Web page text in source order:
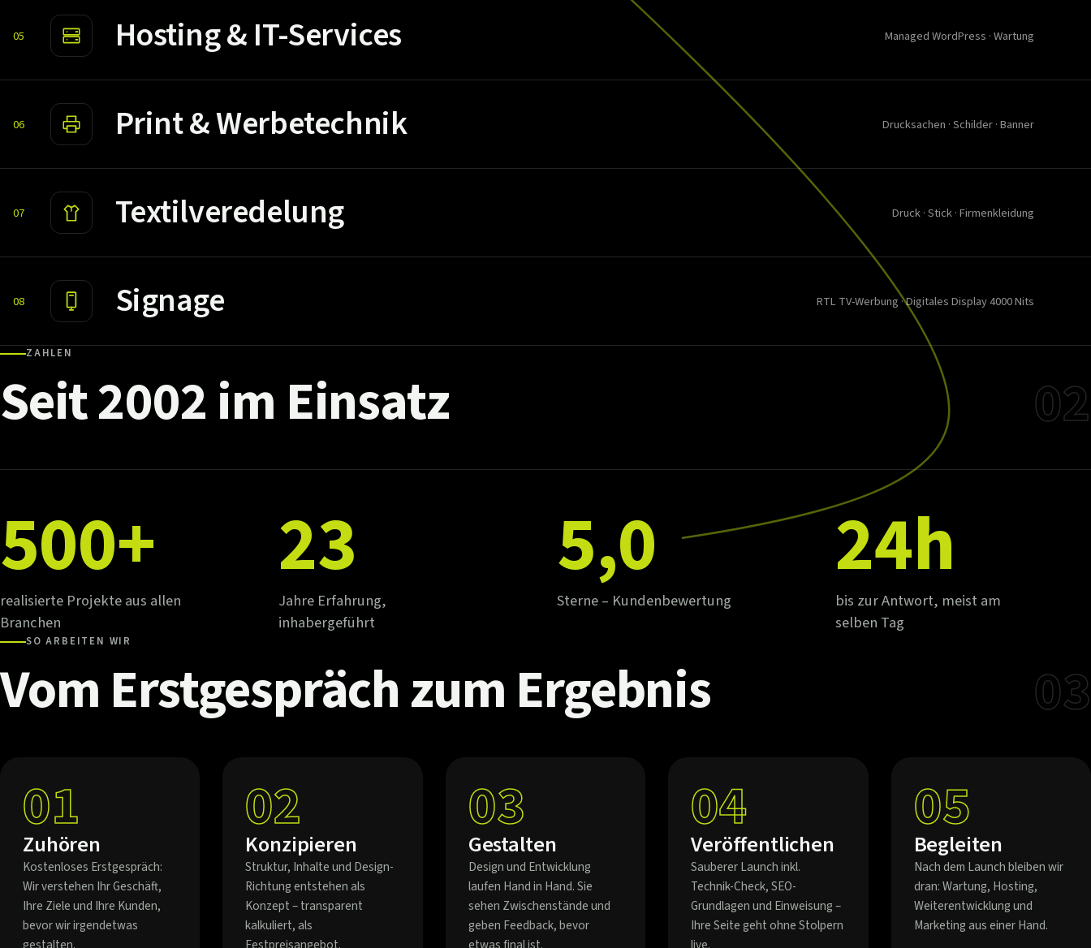
05 Hosting & IT-Services Managed WordPress · Wartung
06 Print & Werbetechnik Drucksachen · Schilder · Banner
07 Textilveredelung Druck · Stick · Firmenkleidung
08 Signage RTL TV-Werbung · Digitales Display 4000 Nits
ZAHLEN
Seit2002im Einsatz 02
500+
realisierte Projekte aus allen
Branchen
23
Jahre Erfahrung,
inhabergeführt
5,0
Sterne – Kundenbewertung
24h
bis zur Antwort, meist am
selben Tag
SO ARBEITEN WIR
Vom Erstgesprächzum Ergebnis
03
01
Zuhören
Kostenloses Erstgespräch:
Wir verstehen Ihr Geschäft,
Ihre Ziele und Ihre Kunden,
bevor wir irgendetwas
02
Konzipieren
Struktur, Inhalte und Design-
Richtung entstehen als
Konzept – transparent
kalkuliert, als
03
Gestalten
Design und Entwicklung
laufen Hand in Hand. Sie
sehen Zwischenstände und
geben Feedback, bevor
04
Veröffentlichen
Sauberer Launch inkl.
Technik-Check, SEO-
Grundlagen und Einweisung –
Ihre Seite geht ohne Stolpern
05
Begleiten
Nach dem Launch bleiben wir
dran: Wartung, Hosting,
Weiterentwicklung und
Marketing aus einer Hand.